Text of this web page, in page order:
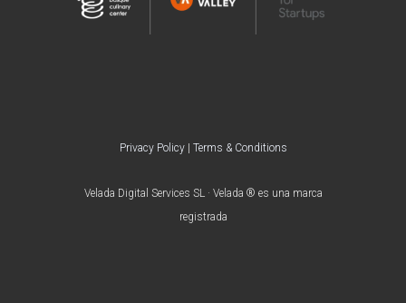
Privacy Policy| Terms & Conditions
Velada Digital Services SL · Velada ® es una marca
registrada